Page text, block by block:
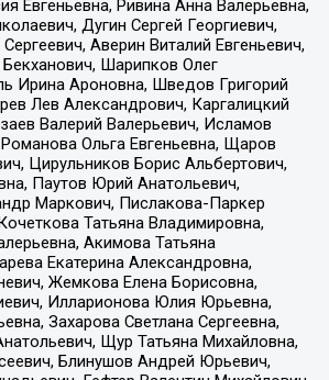
Евгеньевна, Ривина Анна Валерьевна,
Дугин Сергей Георгиевич,
Аверин Виталий Евгеньевич,
Шарипков Олег
Ирина Ароновна, Шведов Григорий
Лев Александрович, Каргалицкий
Валерий Валерьевич, Исламов
Ольга Евгеньевна, Щаров
Цирульников Борис Альбертович,
Паутов Юрий Анатольевич,
Маркович, Пислакова-Паркер
Татьяна Владимировна,
Акимова Татьяна
Екатерина Александровна,
Жемкова Елена Борисовна,
Илларионова Юлия Юрьевна,
Захарова Светлана Сергеевна,
Щур Татьяна Михайловна,
Блинушов Андрей Юрьевич,